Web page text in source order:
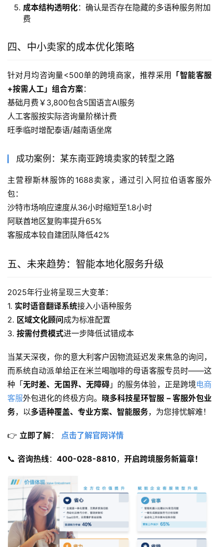
成本结构透明化：确认是否存在隐藏的多语种服务附加
费
四、中小卖家的成本优化策略
针对月均咨询量<500单的跨境商家，推荐采用 「智能客服
+按需人工」组合方案：
基础月费￥3,800包含5国语言AI服务
人工客服按实际咨询量阶梯计费
旺季临时增配泰语/越南语坐席
成功案例：某东南亚跨境卖家的转型之路
主营穆斯林服饰的1688卖家，通过引入阿拉伯语客服外
包：
沙特市场响应速度从36小时缩短至1.8小时
阿联酋地区复购率提升65%
客服成本较自建团队降低42%
五、未来趋势：智能本地化服务升级
2025年行业将呈现三大变革：
1. 实时语音翻译系统接入小语种服务
2. 区域文化顾问成为标准配置
3. 按需付费模式进一步降低试错成本
当某天深夜，你的意大利客户因物流延迟发来焦急的询问，
而系统自动派单给正在米兰喝咖啡的母语客服专员时——这
种「无时差、无国界、无障碍 」的服务体验，正是跨境电商
客服外包进化的终极方向。 晓多科技星环智服 – 客服外包业
务，以多语种覆盖、专业方案、智能服务，为您排忧解难！
👉 ​ 立即了解​： 点击了解官网详情
📞 ​ 咨询热线​：​ 400-028-8810， 开启跨境服务新篇章！